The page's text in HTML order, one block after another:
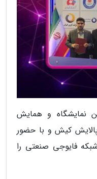
نمایشگاه و همایش
کیش و با حضور
فایوجی صنعتی را